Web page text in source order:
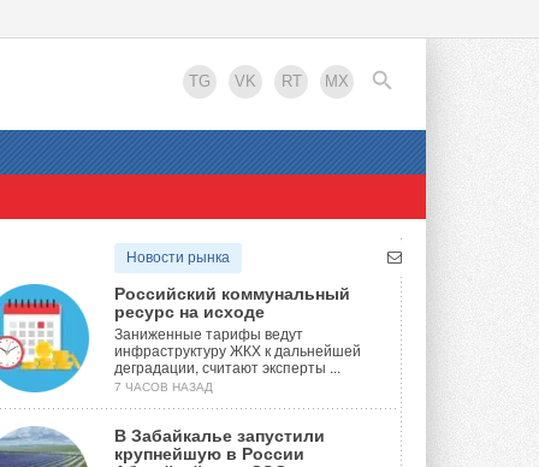
TG VK RT MX
EN
Новости рынка
Российский коммунальный
ресурс на исходе
Заниженные тарифы ведут
инфраструктуру ЖКХ к дальнейшей
деградации, считают эксперты ...
7 ЧАСОВ НАЗАД
В Забайкалье запустили
крупнейшую в России